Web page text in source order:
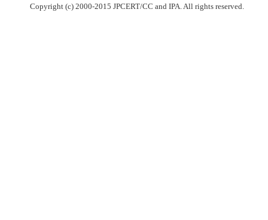
Copyright (c) 2000-2015 JPCERT/CC and IPA. All rights reserved.